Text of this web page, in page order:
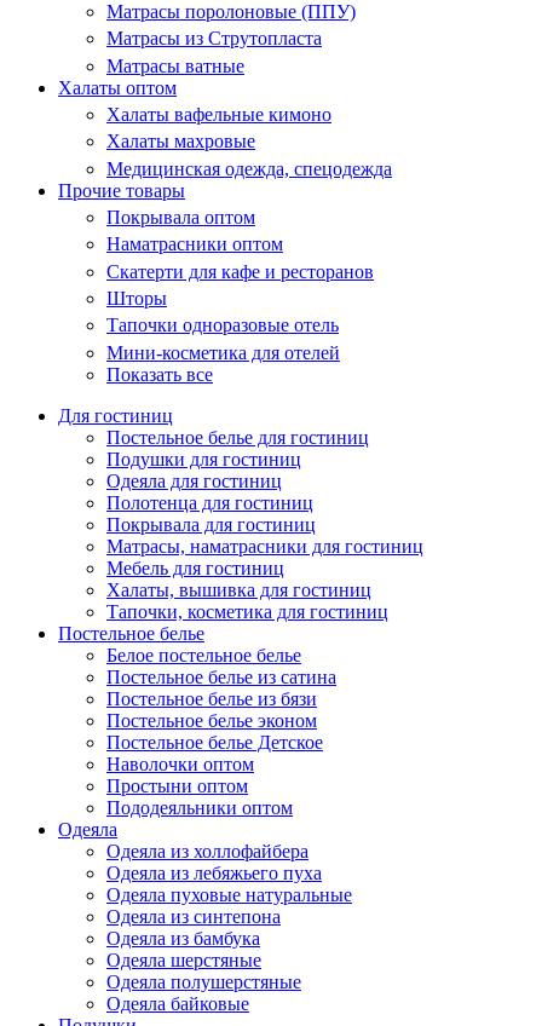
Матрасы поролоновые (ППУ)
Матрасы из Струтопласта
Матрасы ватные
Халаты оптом
Халаты вафельные кимоно
Халаты махровые
Медицинская одежда, спецодежда
Прочие товары
Покрывала оптом
Наматрасники оптом
Скатерти для кафе и ресторанов
Шторы
Тапочки одноразовые отель
Мини-косметика для отелей
Показать все
Для гостиниц
Постельное белье для гостиниц
Подушки для гостиниц
Одеяла для гостиниц
Полотенца для гостиниц
Покрывала для гостиниц
Матрасы, наматрасники для гостиниц
Мебель для гостиниц
Халаты, вышивка для гостиниц
Тапочки, косметика для гостиниц
Постельное белье
Белое постельное белье
Постельное белье из сатина
Постельное белье из бязи
Постельное белье эконом
Постельное белье Детское
Наволочки оптом
Простыни оптом
Пододеяльники оптом
Одеяла
Одеяла из холлофайбера
Одеяла из лебяжьего пуха
Одеяла пуховые натуральные
Одеяла из синтепона
Одеяла из бамбука
Одеяла шерстяные
Одеяла полушерстяные
Одеяла байковые